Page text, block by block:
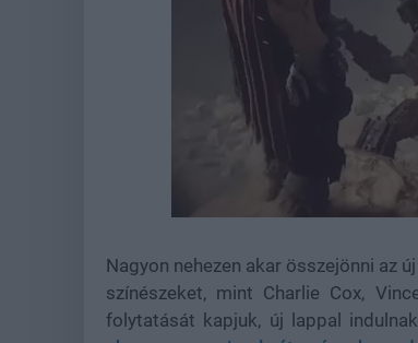
44.57%
Nagyon nehezen akar összejönni az
színészeket, mint Charlie Cox,
folytatását kapjuk, új lappal